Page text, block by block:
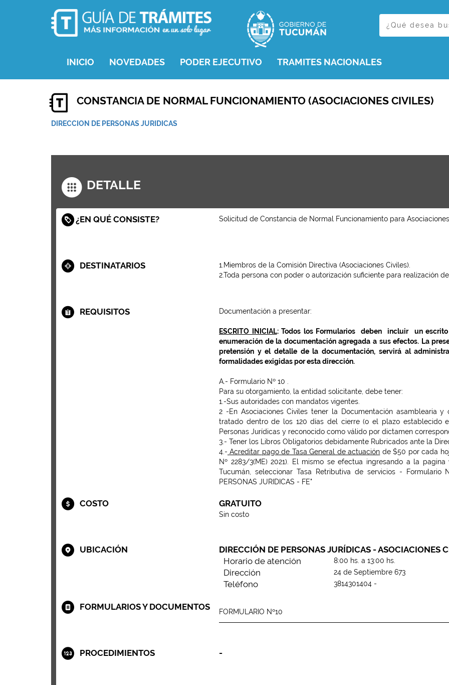
INICIO NOVEDADES PODER EJECUTIVO TRAMITES NACIONALES
CONSTANCIA DE NORMAL FUNCIONAMIENTO (ASOCIACIONES CIVILES)
DIRECCION DE PERSONAS JURIDICAS
DETALLE
¿EN QUÉ CONSISTE? Solicitud de Constancia de Normal Funcionamiento para
DESTINATARIOS
1.Miembros de la Comisión Directiva (Asociaciones Civiles).
2.Toda persona con poder o autorización suficiente para realización
REQUISITOS Documentación a presentar:
ESCRITO INICIAL: Todos los Formularios deben incluir un
enumeración de la documentación agregada a sus efectos. La
pretensión y el detalle de la documentación, servirá al
formalidades exigidas por esta dirección.
A.- Formulario Nº 10 .
Para su otorgamiento, la entidad solicitante, debe tener:
1.-Sus autoridades con mandatos vigentes.
2 -En Asociaciones Civiles tener la Documentación asamblearia
tratado dentro de los 120 días del cierre (o el plazo establecido
Personas Jurídicas y reconocido como válido por dictamen
3.- Tener los Libros Obligatorios debidamente Rubricados ante la
4.- Acreditar pago de Tasa General de actuación de $50 por cada
Nº 2283/3(ME) 2021). El mismo se efectua ingresando a la
Tucumán, seleccionar Tasa Retributiva de servicios-
Formulario
PERSONAS JURIDICAS - FE"
COSTO GRATUITO
Sin costo
UBICACIÓN
DIRECCIÓN DE PERSONAS JURÍDICAS - ASOCIACIONES
Horario de atención
8:00 hs. a 13:00 hs.
Dirección 24 de Septiembre 673
Teléfono 3814301404 -
FORMULARIOS Y DOCUMENTOS FORMULARIO Nº10
PROCEDIMIENTOS -